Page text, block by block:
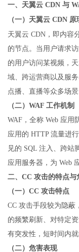
一、天翼云 CDN 与
（一）天翼云 CDN 原
天翼云 CDN ，即内容
的节点。当用户请求
的用户访问某视频，
域、跨运营商以及服
点播、直播等众多场景
（二） WAF 工作机制
WAF，全称 Web 应
应用的 HTTP 流量进
见的 SQL 注入、跨站
应用服务器，为 Web
二、 CC 攻击的特点与
（一） CC 攻击特点
CC 攻击手段较为隐
的频繁刷新、对特定
有突发性，短时间内
（二）危害表现